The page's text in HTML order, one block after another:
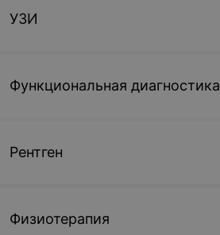
УЗИ
Функциональная диагностика
Рентген
Физиотерапия